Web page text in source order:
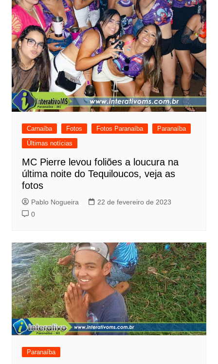
Carnaíba Fotos Fotos Paranaíba
Paranaíba
Últimas notícias
MC Pierre levou foliões a loucura na
última noite do Tequiloucos, veja as
fotos
Pablo Nogueira
22 de fevereiro de 2023
0
Paranaíba